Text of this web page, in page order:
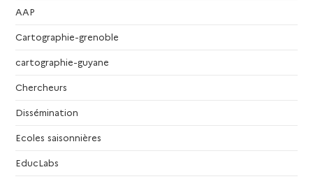
AAP
Cartographie-grenoble
cartographie-guyane
Chercheurs
Dissémination
Ecoles saisonnières
EducLabs